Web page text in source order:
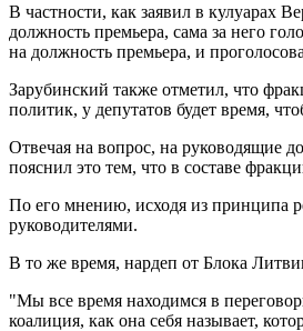
В частности, как заявил в кулуарах
должность премьера, сама за него
на должность премьера, и
Зарубинский также отметил, что
политик, у депутатов будет время,
Отвечая на вопрос, на руководящие
пояснил это тем, что в составе
По его мнению, исходя из принципа
руководителями.
В то же время, нардеп от Блока
"Мы все время находимся в
коалиция, как она себя называет,